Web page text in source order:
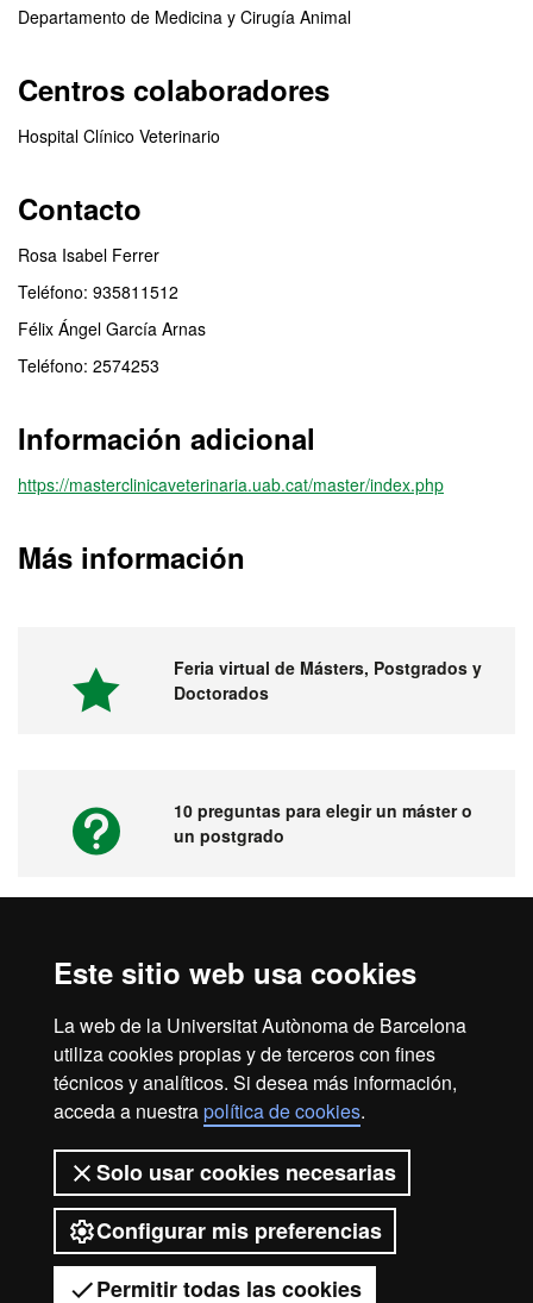
Este sitio web usa cookies
La web de la Universitat Autònoma de Barcelona
utiliza cookies propias y de terceros con fines
técnicos y analíticos. Si desea más información,
acceda a nuestrapolítica de cookies.
Solo usar cookies necesarias
Configurar mis preferencias
Permitir todas las cookies
Departamento de Medicina y Cirugía Animal
Centros colaboradores
Hospital Clínico Veterinario
Contacto
Rosa Isabel Ferrer
Teléfono: 935811512
Félix Ángel García Arnas
Teléfono: 2574253
Información adicional
https://masterclinicaveterinaria.uab.cat/master/index.php
Más información
Feria virtual de Másters, Postgrados y
Doctorados
10 preguntas para elegir un máster o
un postgrado
postgrados y doctorados
Sobre el web
Accesibilidad web
2026 Universitat Autònoma de
Barcelona